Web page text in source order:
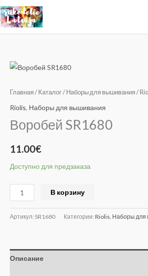
Перейти
к
содержимому
Главная / Каталог/ Наборы для вышивания /
Riolis, Наборы для вышивания
Воробей SR1680
11.00€
Доступно для предзаказа
Количество
Воробей
SR1680
В корзину
Артикул: SR1680 Категории: Riolis Наборы для
Описание